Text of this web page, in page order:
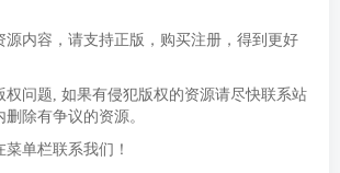
源内容，请支持正版，购买注册，得到更好
权问题, 如果有侵犯版权的资源请尽快联系站
除有争议的资源。
单栏联系我们！